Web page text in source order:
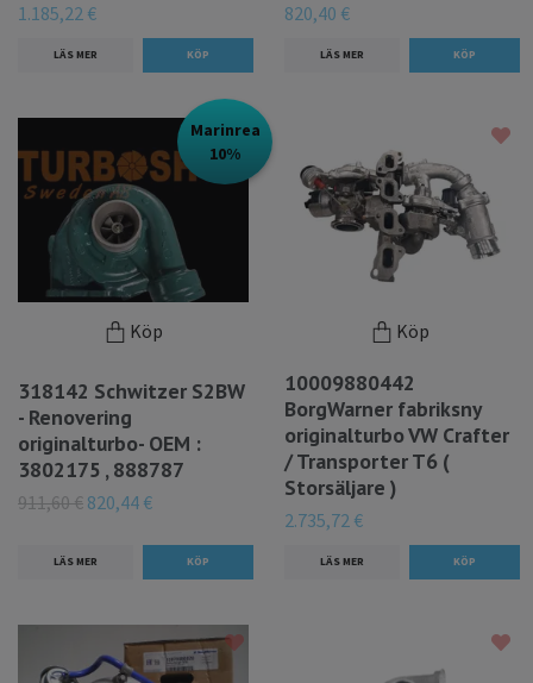
1.185,22 €
LÄS MER
820,40 €
LÄS MER
Marinrea
10%
Köp
318142 Schwitzer S2BW
- Renovering
originalturbo- OEM :
3802175 , 888787
911,60 € 820,44 €
LÄS MER
Köp
10009880442
BorgWarner fabriksny
originalturbo VW Crafter
/ Transporter T6 (
Storsäljare )
2.735,72 €
LÄS MER